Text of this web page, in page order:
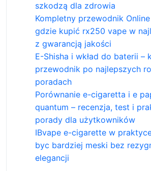
szkodzą dla zdrowia
Kompletny przewodnik
gdzie kupić rx250 vape w
z gwarancją jakości
E-Shisha i wkład do baterii –
przewodnik po najlepszych
poradach
Porównanie e-cigaretta i e
quantum – recenzja, test i
porady dla użytkowników
IBvape e-cigarette w
byc bardziej meski bez
elegancji